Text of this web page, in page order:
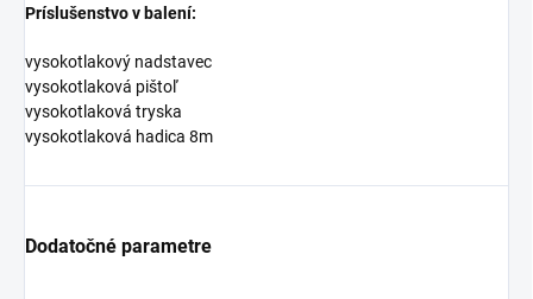
Príslušenstvo v balení:
vysokotlakový nadstavec
vysokotlaková pištoľ
vysokotlaková tryska
vysokotlaková hadica 8m
Dodatočné parametre